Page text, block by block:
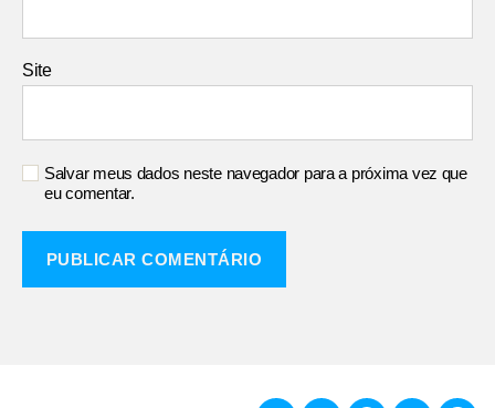
Site
Salvar meus dados neste navegador para a próxima vez que
eu comentar.